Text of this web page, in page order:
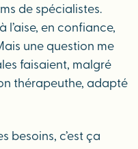
de spécialistes.
l’aise, en confiance,
une question me
faisaient, malgré
thérapeuthe, adapté
besoins, c’est ça